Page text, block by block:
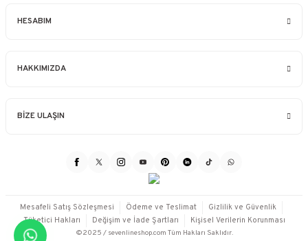
HESABIM
HAKKIMIZDA
BİZE ULAŞIN
©2025 / sevenlineshop.com Tüm Hakları Saklıdır.
Mesafeli Satış Sözleşmesi Ödeme ve Teslimat
Gizlilik ve Güvenlik
Tüketici Hakları
Değişim ve İade Şartları Kişisel Verilerin Korunması